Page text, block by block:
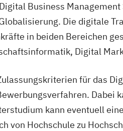
Business
Die digitale
in beiden Bereichen
Digital
für das
Dabei
kann eventuell
von Hochschule zu